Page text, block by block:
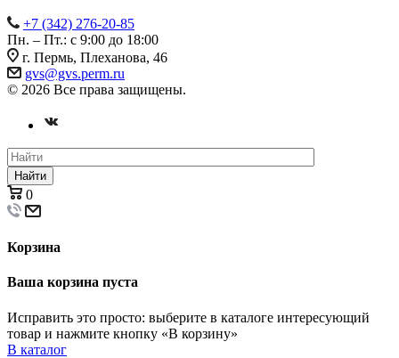
+7 (342) 276-20-85
Пн. – Пт.: с 9:00 до 18:00
г. Пермь, Плеханова, 46
gvs@gvs.perm.ru
© 2026 Все права защищены.
Найти
0
Корзина
Ваша корзина пуста
Исправить это просто: выберите в каталоге интересующий
товар и нажмите кнопку «В корзину»
В каталог